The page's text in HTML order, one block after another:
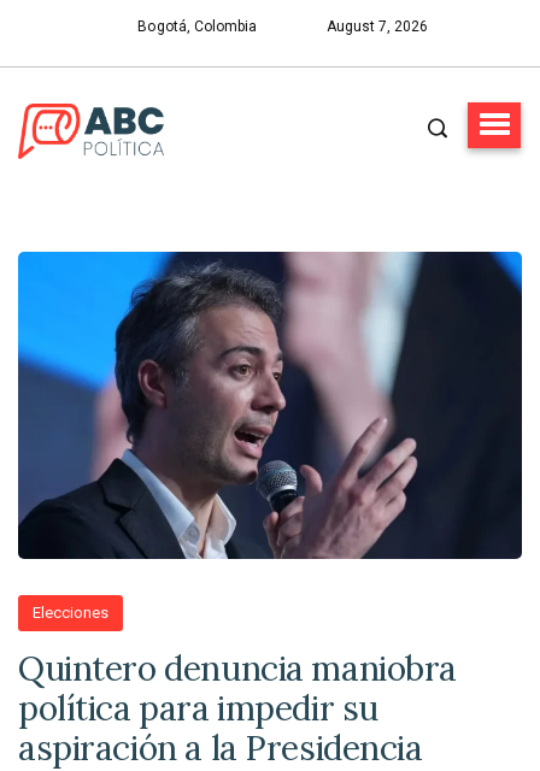
Bogotá, Colombia August 7, 2026
Elecciones
Quintero denuncia maniobra
política para impedir su
aspiración a la Presidencia